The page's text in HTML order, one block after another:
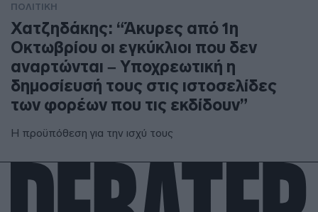
ΠΟΛΙΤΙΚΗ
Χατζηδάκης: “Άκυρες από 1η
Οκτωβρίου οι εγκύκλιοι που δεν
αναρτώνται – Υποχρεωτική η
δημοσίευσή τους στις ιστοσελίδες
των φορέων που τις εκδίδουν”
Η προϋπόθεση για την ισχύ τους